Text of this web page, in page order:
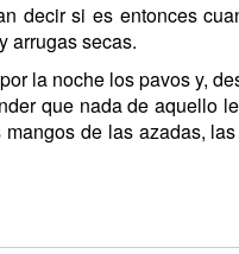
decir si es entonces
arrugas secas.
la noche los pavos y,
que nada de aquello
de las azadas,